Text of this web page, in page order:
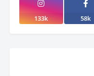
133k 58k